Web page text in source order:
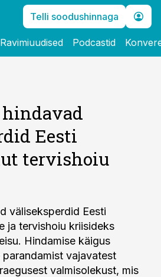
Telli soodushinnaga
Ravimiuudised Podcastid
hindavad
Eesti
tervishoiu
väliseksperdid Eesti
ja tervishoiu kriisideks
Hindamise käigus
vajavatest
valmisolekust, mis